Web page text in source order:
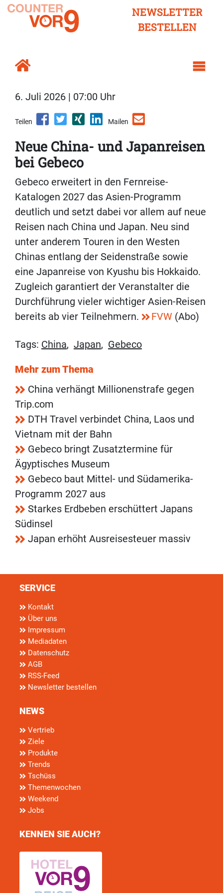
NEWSLETTER
BESTELLEN
6. Juli 2026 | 07:00 Uhr
Teilen Mailen
Neue China- und Japanreisen
bei Gebeco
Gebeco erweitert in den Fernreise-
Katalogen 2027 das Asien-Programm
deutlich und setzt dabei vor allem auf neue
Reisen nach China und Japan. Neu sind
unter anderem Touren in den Westen
Chinas entlang der Seidenstraße sowie
eine Japanreise von Kyushu bis Hokkaido.
Zugleich garantiert der Veranstalter die
Durchführung vieler wichtiger Asien-Reisen
bereits ab vier Teilnehmern.
FVW (Abo)
Tags: China, Japan, Gebeco
Mehr zum Thema
China verhängt Millionenstrafe gegen
Trip.com
DTH Travel verbindet China, Laos und
Vietnam mit der Bahn
Gebeco bringt Zusatztermine für
Ägyptisches Museum
Gebeco baut Mittel- und Südamerika-
Programm 2027 aus
Starkes Erdbeben erschüttert Japans
Südinsel
Japan erhöht Ausreisesteuer massiv
SERVICE
Kontakt
Über uns
Impressum
Mediadaten
Datenschutz
AGB
RSS-Feed
Newsletter bestellen
NEWS
Vertrieb
Ziele
Produkte
Trends
Tschüss
Themenwochen
Weekend
Jobs
KENNEN SIE AUCH?